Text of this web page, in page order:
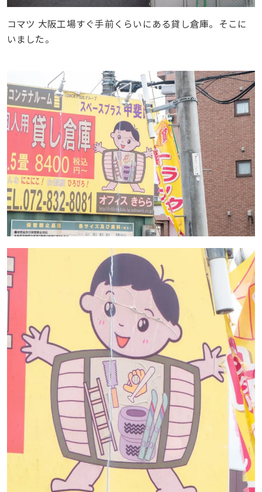
コマツ 大阪工場すぐ手前くらいにある貸し倉庫。そこに
いました。